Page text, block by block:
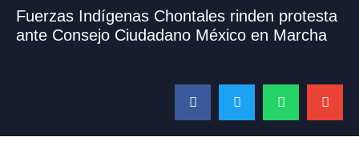
Fuerzas Indígenas Chontales rinden protesta
ante Consejo Ciudadano México en Marcha